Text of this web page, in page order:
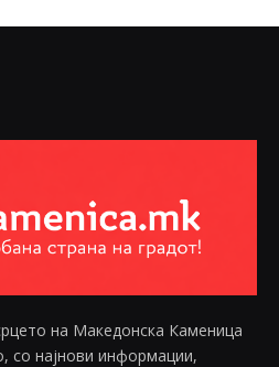
на Македонска Каменица
со најнови информации,